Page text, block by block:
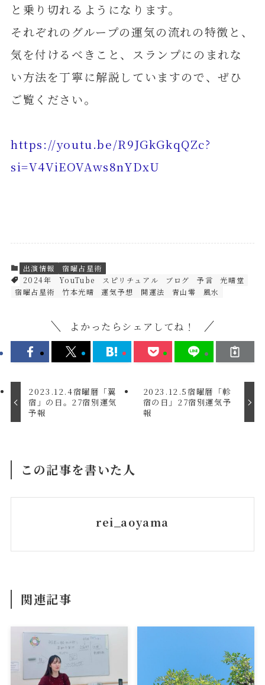
と乗り切れるようになります。
それぞれのグループの運気の流れの特徴と、
気を付けるべきこと、スランプにのまれな
い方法を丁寧に解説していますので、ぜひ
ご覧ください。
https://youtu.be/R9JGkGkqQZc?
si=V4ViEOVAws8nYDxU
出演情報
宿曜占星術
2024年
YouTube スピリチュアル ブログ 予言
光晴堂
宿曜占星術
竹本光晴 運気予想 開運法 青山零 風水
よかったらシェアしてね！
2023.12.4宿曜暦「翼
宿」の日。27宿別運気
予報
2023.12.5宿曜暦「軫
宿の日」27宿別運気予
報
この記事を書いた人
rei_aoyama
関連記事